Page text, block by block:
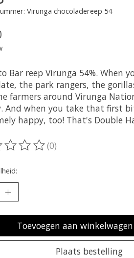
Virunga chocoladereep 54
Bar reep Virunga 54%. When
the park rangers, the
farmers around Virunga
And when you take that first
happy, too! That's Double
van dit product is
(0)
Toevoegen aan winkelwagen
Plaats bestelling